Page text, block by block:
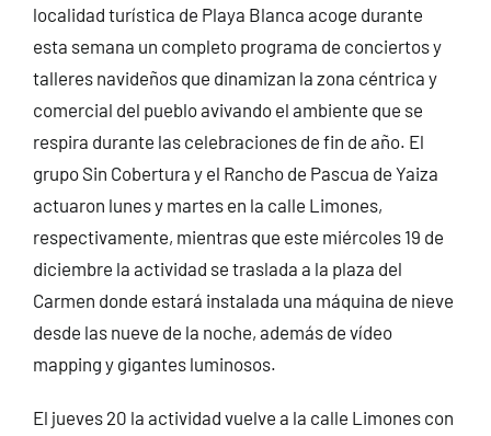
localidad turística de Playa Blanca acoge durante
esta semana un completo programa de conciertos y
talleres navideños que dinamizan la zona céntrica y
comercial del pueblo avivando el ambiente que se
respira durante las celebraciones de fin de año. El
grupo Sin Cobertura y el Rancho de Pascua de Yaiza
actuaron lunes y martes en la calle Limones,
respectivamente, mientras que este miércoles 19 de
diciembre la actividad se traslada a la plaza del
Carmen donde estará instalada una máquina de nieve
desde las nueve de la noche, además de vídeo
mapping y gigantes luminosos.
El jueves 20 la actividad vuelve a la calle Limones con